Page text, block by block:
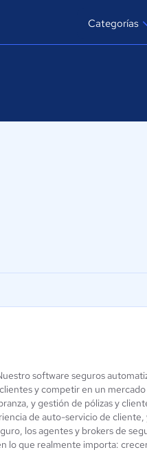
Categorías
4 / 5
software seguros
y competir en un
y gestión de pólizas y
de auto-servicio de
los agentes y brokers de
lo que realmente importa: